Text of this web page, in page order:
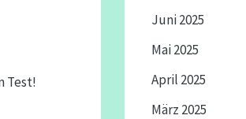
Test!
Juni 2025
Mai 2025
April 2025
März 2025